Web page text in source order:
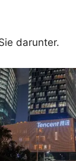
darunter.